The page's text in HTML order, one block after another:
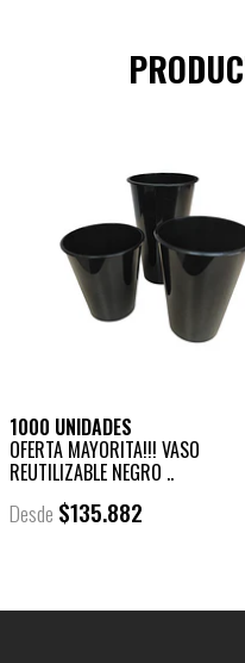
1000 UNIDADES
OFERTA MAYORITA!!! VASO
REUTILIZABLE NEGRO ..
Desde $135.882